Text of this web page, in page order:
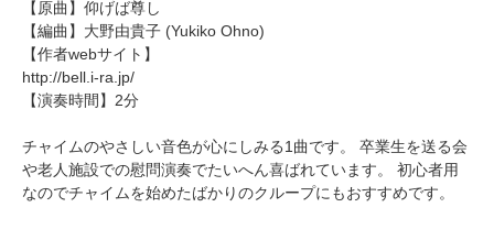
【原曲】 仰げば尊し
【編曲】 大野由貴子 (Yukiko Ohno)
【作者webサイト】
http://bell.i-ra.jp/
【演奏時間】2分
チャイムのやさしい音色が心にしみる1曲です。 卒業生を送る会
や老人施設での慰問演奏でたいへん喜ばれています。 初心者用
なのでチャイムを始めたばかりのクループにもおすすめです。